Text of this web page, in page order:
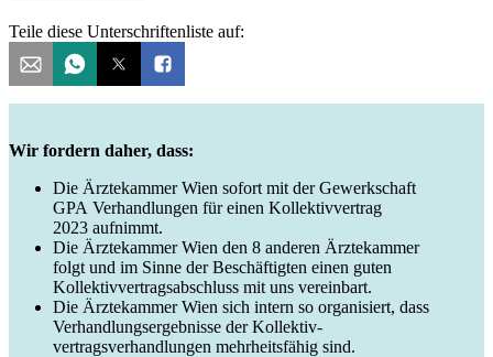
Teile diese Unterschriftenliste auf:
Wir fordern daher, dass:
Die Ärztekammer Wien sofort mit der Gewerkschaft
GPA Verhandlungen für einen Kollektivvertrag
2023 aufnimmt.
Die Ärztekammer Wien den 8 anderen Ärztekammer
folgt und im Sinne der Beschäftigten einen guten
Kollektivvertragsabschluss mit uns vereinbart.
Die Ärztekammer Wien sich intern so organisiert, dass
Verhandlungsergebnisse der Kollektiv-
vertragsverhandlungen mehrheitsfähig sind.